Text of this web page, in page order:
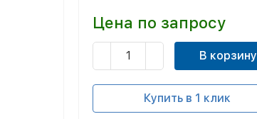
Цена по запросу
В корзину
Купить в 1 клик